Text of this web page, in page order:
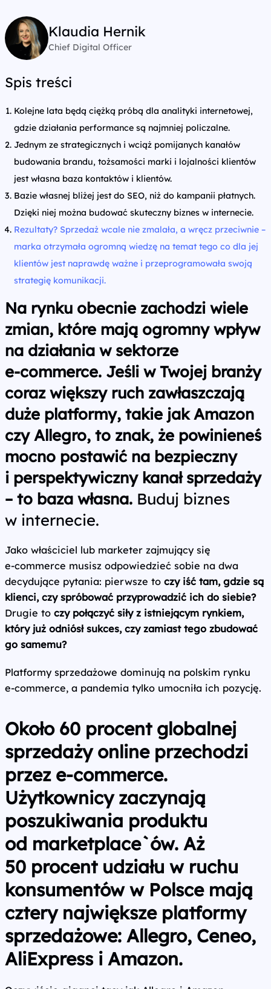
Klaudia Hernik
Chief Digital Officer
Spis treści
Kolejne lata będą ciężką próbą dla analityki internetowej,
gdzie działania performance są najmniej policzalne.
Jednym ze strategicznych i wciąż pomijanych kanałów
budowania brandu, tożsamości marki i lojalności klientów
jest własna baza kontaktów i klientów.
Bazie własnej bliżej jest do SEO, niż do kampanii płatnych.
Dzięki niej można budować skuteczny biznes w internecie.
Rezultaty? Sprzedaż wcale nie zmalała, a wręcz przeciwnie –
marka otrzymała ogromną wiedzę na temat tego co dla jej
klientów jest naprawdę ważne i przeprogramowała swoją
strategię komunikacji.
Na rynku obecnie zachodzi wiele
zmian, które mają ogromny wpływ
na działania w sektorze
e‑commerce. Jeśli w Twojej branży
coraz większy ruch zawłaszczają
duże platformy, takie jak Amazon
czy Allegro, to znak, że powinieneś
mocno postawić na bezpieczny
i perspektywiczny kanał sprzedaży
– to baza własna. Buduj biznes
w internecie.
Jako właściciel lub marketer zajmujący się
e‑commerce musisz odpowiedzieć sobie na dwa
decydujące pytania: pierwsze to czy iść tam, gdzie są
klienci, czy spróbować przyprowadzić ich do siebie?
Drugie to czy połączyć siły z istniejącym rynkiem,
który już odniósł sukces, czy zamiast tego zbudować
go samemu?
Platformy sprzedażowe dominują na polskim rynku
e‑commerce, a pandemia tylko umocniła ich pozycję.
Około 60 procent globalnej
sprzedaży online przechodzi
przez e-commerce.
Użytkownicy zaczynają
poszukiwania produktu
od marketplace`ów. Aż
50 procent udziału w ruchu
konsumentów w Polsce mają
cztery największe platformy
sprzedażowe: Allegro, Ceneo,
AliExpress i Amazon.